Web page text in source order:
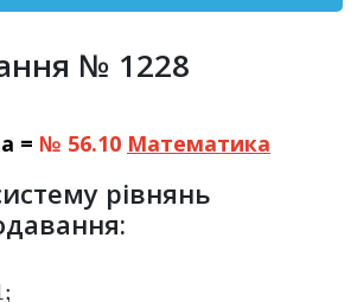
№ 1228
= № 56.10 Математика
рівнянь